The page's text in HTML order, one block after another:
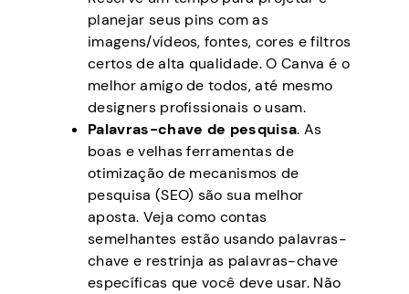
planejar seus pins com as
imagens/vídeos, fontes, cores e filtros
certos de alta qualidade. O Canva é o
melhor amigo de todos, até mesmo
designers profissionais o usam.
Palavras-chave de pesquisa. As
boas e velhas ferramentas de
otimização de mecanismos de
pesquisa (SEO) são sua melhor
aposta. Veja como contas
semelhantes estão usando palavras-
chave e restrinja as palavras-chave
específicas que você deve usar. Não